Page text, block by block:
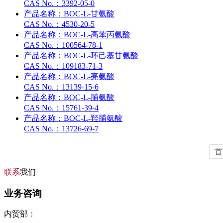
CAS No.： 3392-05-0
产品名称： BOC-L-甘氨酸
CAS No.： 4530-20-5
产品名称： BOC-L-高苯丙氨酸
CAS No.： 100564-78-1
产品名称： BOC-L-环己基甘氨酸
CAS No.： 109183-71-3
产品名称： BOC-L-亮氨酸
CAS No.： 13139-15-6
产品名称： BOC-L-脯氨酸
CAS No.： 15761-39-4
产品名称： BOC-L-羟脯氨酸
CAS No.： 13726-69-7
联系我们
业务咨询
内贸部：